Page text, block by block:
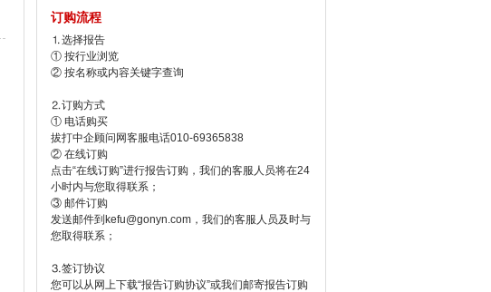
订购流程
⒈选择报告
① 按行业浏览
② 按名称或内容关键字查询
⒉订购方式
① 电话购买
拔打中企顾问网客服电话010-69365838
② 在线订购
点击“在线订购”进行报告订购，我们的客服人员将在24
小时内与您取得联系；
③ 邮件订购
发送邮件到kefu@gonyn.com，我们的客服人员及时与
您取得联系；
⒊签订协议
您可以从网上下载“报告订购协议”或我们邮寄报告订购